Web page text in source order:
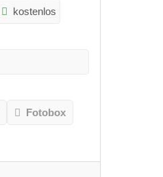
kostenlos
Fotobox